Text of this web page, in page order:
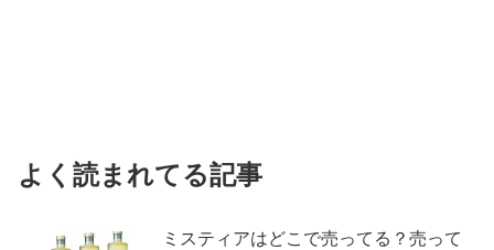
よく読まれてる記事
ミスティアはどこで売ってる？売って